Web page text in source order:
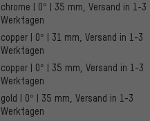
chrome | 0° | 35 mm, Versand in 1-3
Werktagen
copper | 0° | 31 mm, Versand in 1-3
Werktagen
copper | 0° | 35 mm, Versand in 1-3
Werktagen
gold | 0° | 35 mm, Versand in 1-3
Werktagen